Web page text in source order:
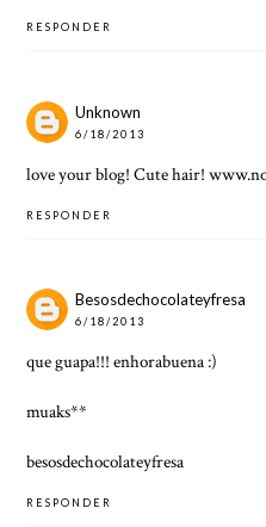
RESPONDER
Unknown
6/18/2013
love your blog! Cute hair!
RESPONDER
Besosdechocolateyfresa
6/18/2013
que guapa!!! enhorabuena :)
muaks**
besosdechocolateyfresa
RESPONDER